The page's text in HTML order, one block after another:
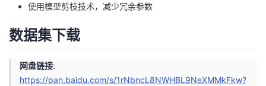
使用模型剪枝技术，减少冗余参数
数据集下载
网盘链接:
https://pan.baidu.com/s/1rNbncL8NWHBL9NeXMMkFkw?